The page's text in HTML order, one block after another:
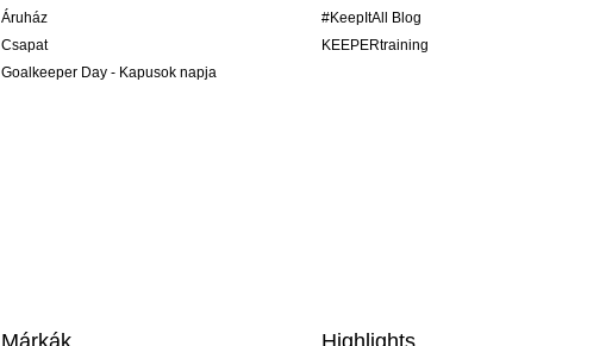
Áruház
Csapat
Goalkeeper Day - Kapusok napja
#KeepItAll Blog
KEEPERtraining
Márkák Highlights